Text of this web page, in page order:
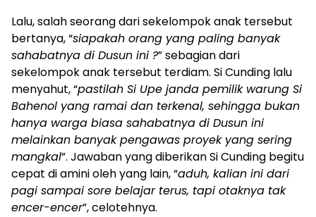
Lalu, salah seorang dari sekelompok anak tersebut
bertanya, “siapakah orang yang paling banyak
sahabatnya di Dusun ini ?” sebagian dari
sekelompok anak tersebut terdiam. Si Cunding lalu
menyahut, “pastilah Si Upe janda pemilik warung Si
Bahenol yang ramai dan terkenal, sehingga bukan
hanya warga biasa sahabatnya di Dusun ini
melainkan banyak pengawas proyek yang sering
mangkal”. Jawaban yang diberikan Si Cunding begitu
cepat di amini oleh yang lain, “aduh, kalian ini dari
pagi sampai sore belajar terus, tapi otaknya tak
encer-encer”, celotehnya.